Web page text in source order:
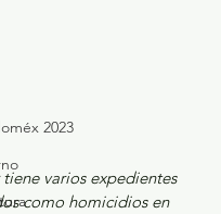
2023
varios expedientes
como homicidios en